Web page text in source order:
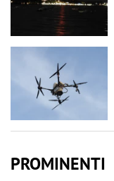
PROMINENTI